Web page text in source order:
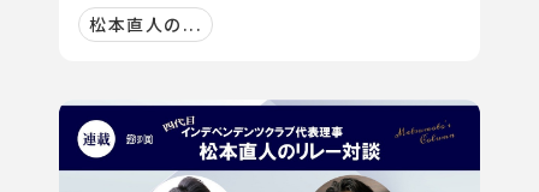
松本直人の...